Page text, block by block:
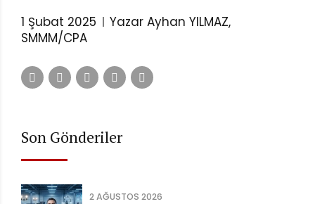
1 Şubat 2025
Yazar Ayhan YILMAZ,
SMMM/CPA
Son Gönderiler
2 AĞUSTOS 2026